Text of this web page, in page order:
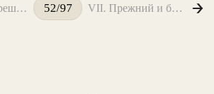
V. Внезапное решение 52/97 VII. Прежний и бесспорный